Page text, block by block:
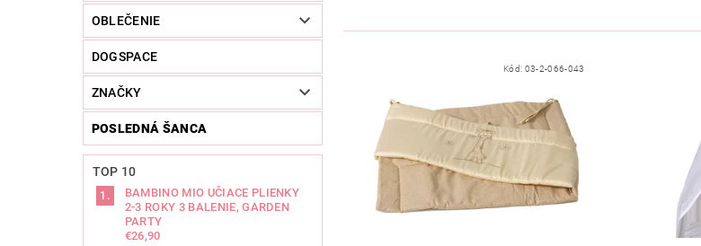
OBLEČENIE
DOGSPACE
ZNAČKY
POSLEDNÁ ŠANCA
TOP 10
BAMBINO MIO UČIACE PLIENKY
2-3 ROKY 3 BALENIE, GARDEN
PARTY
€26,90
Kód: 03-2-066-043